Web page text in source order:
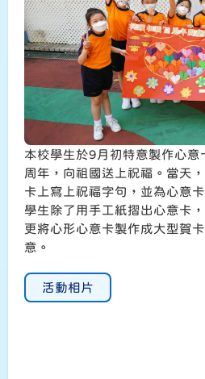
本校學生於9月初特意製作心
周年，向祖國送上祝福。當天
卡上寫上祝福字句，並為心意
學生除了用手工紙摺出心意卡
更將心形心意卡製作成大型賀
意。
活動相片